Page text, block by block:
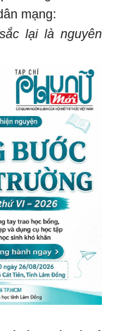
mạng:
lại là nguyên